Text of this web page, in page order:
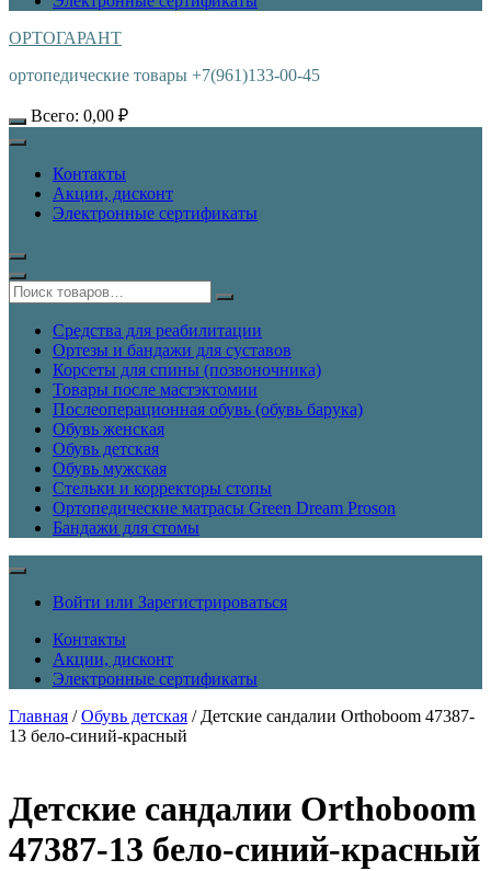
ОРТОГАРАНТ
ортопедические товары +7(961)133-00-45
Всего: 0,00 ₽
Контакты
Акции, дисконт
Электронные сертификаты
Средства для реабилитации
Ортезы и бандажи для суставов
Корсеты для спины (позвоночника)
Товары после мастэктомии
Послеоперационная обувь (обувь барука)
Обувь женская
Обувь детская
Обувь мужская
Стельки и корректоры стопы
Ортопедические матрасы Green Dream Proson
Бандажи для стомы
Войти или Зарегистрироваться
Контакты
Акции, дисконт
Электронные сертификаты
Главная /Обувь детская / Детские сандалии Orthoboom 47387-
13 бело-синий-красный
Детские сандалии Orthoboom
47387-13 бело-синий-красный